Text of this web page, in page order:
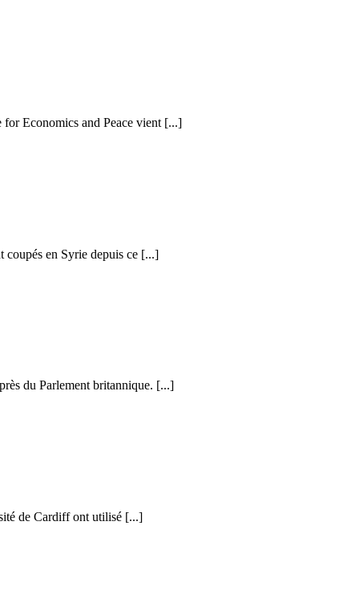
for Economics and Peace vient [...]
coupés en Syrie depuis ce [...]
du Parlement britannique. [...]
de Cardiff ont utilisé [...]